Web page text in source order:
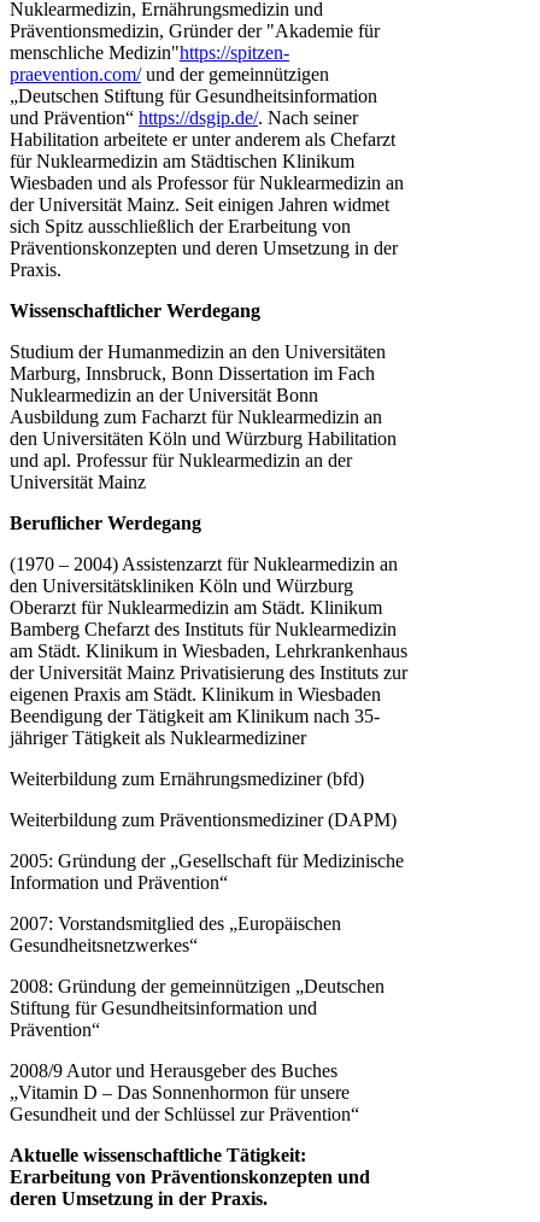
Nuklearmedizin, Ernährungsmedizin und
Präventionsmedizin, Gründer der "Akademie für
menschliche Medizin"https://spitzen-
praevention.com/und der gemeinnützigen
„Deutschen Stiftung für Gesundheitsinformation
und Prävention“ https://dsgip.de/. Nach seiner
Habilitation arbeitete er unter anderem als Chefarzt
für Nuklearmedizin am Städtischen Klinikum
Wiesbaden und als Professor für Nuklearmedizin an
der Universität Mainz. Seit einigen Jahren widmet
sich Spitz ausschließlich der Erarbeitung von
Präventionskonzepten und deren Umsetzung in der
Praxis.
Wissenschaftlicher Werdegang
Studium der Humanmedizin an den Universitäten
Marburg, Innsbruck, Bonn Dissertation im Fach
Nuklearmedizin an der Universität Bonn
Ausbildung zum Facharzt für Nuklearmedizin an
den Universitäten Köln und Würzburg Habilitation
und apl. Professur für Nuklearmedizin an der
Universität Mainz
Beruflicher Werdegang
(1970 – 2004) Assistenzarzt für Nuklearmedizin an
den Universitätskliniken Köln und Würzburg
Oberarzt für Nuklearmedizin am Städt. Klinikum
Bamberg Chefarzt des Instituts für Nuklearmedizin
am Städt. Klinikum in Wiesbaden, Lehrkrankenhaus
der Universität Mainz Privatisierung des Instituts zur
eigenen Praxis am Städt. Klinikum in Wiesbaden
Beendigung der Tätigkeit am Klinikum nach 35-
jähriger Tätigkeit als Nuklearmediziner
Weiterbildung zum Ernährungsmediziner (bfd)
Weiterbildung zum Präventionsmediziner (DAPM)
2005: Gründung der „Gesellschaft für Medizinische
Information und Prävention“
2007: Vorstandsmitglied des „Europäischen
Gesundheitsnetzwerkes“
2008: Gründung der gemeinnützigen „Deutschen
Stiftung für Gesundheitsinformation und
Prävention“
2008/9 Autor und Herausgeber des Buches
„Vitamin D – Das Sonnenhormon für unsere
Gesundheit und der Schlüssel zur Prävention“
Aktuelle wissenschaftliche Tätigkeit:
Erarbeitung von Präventionskonzepten und
deren Umsetzung in der Praxis.